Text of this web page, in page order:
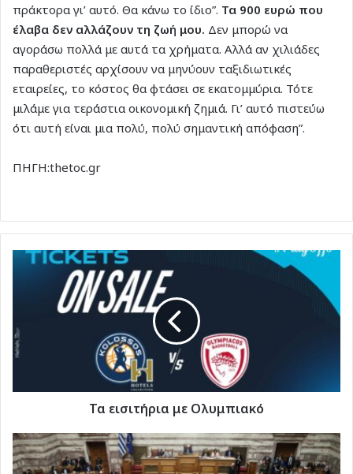
πράκτορα γι’ αυτό. Θα κάνω το ίδιο”. Τα 900 ευρώ που
έλαβα δεν αλλάζουν τη ζωή μου. Δεν μπορώ να
αγοράσω πολλά με αυτά τα χρήματα. Αλλά αν χιλιάδες
παραθεριστές αρχίσουν να μηνύουν ταξιδιωτικές
εταιρείες, το κόστος θα φτάσει σε εκατομμύρια. Τότε
μιλάμε για τεράστια οικονομική ζημιά. Γι’ αυτό πιστεύω
ότι αυτή είναι μια πολύ, πολύ σημαντική απόφαση”.
ΠΗΓΗ:thetoc.gr
Τα
Ολυμπιακό
Τα εισιτήρια με Ολυμπιακό
Στη
δημοσιότητα